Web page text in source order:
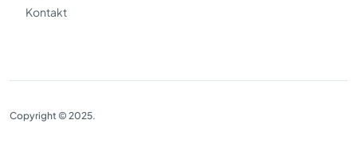
Kontakt
Copyright © 2025.